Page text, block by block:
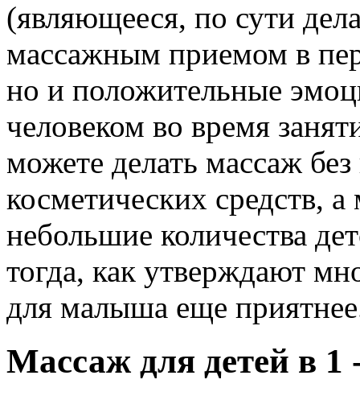
(являющееся, по сути
массажным приемом в
но и положительные
человеком во время
можете делать массаж
косметических средств, а
небольшие количества
тогда, как утверждают
для малыша еще
Массаж для детей в